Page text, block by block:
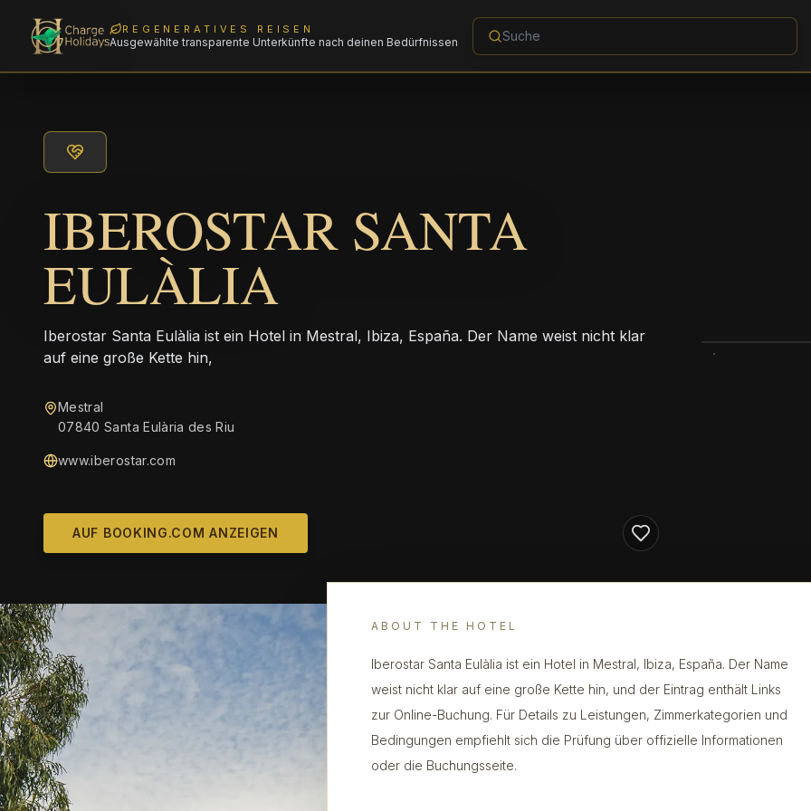
REGENERATIVES REISEN
Ausgewählte transparente Unterkünfte nach deinen Bedürfnissen
IBEROSTAR SANTA
EULÀLIA
Iberostar Santa Eulàlia ist ein Hotel in Mestral, Ibiza, España. Der Name weist nicht klar
auf eine große Kette hin,
Mestral
07840 Santa Eulària des Riu
www.iberostar.com
AUF BOOKING.COM ANZEIGEN
ABOUT THE HOTEL
Iberostar Santa Eulàlia ist ein Hotel in Mestral, Ibiza, España. Der Name
weist nicht klar auf eine große Kette hin, und der Eintrag enthält Links
zur Online-Buchung. Für Details zu Leistungen, Zimmerkategorien und
Bedingungen empfiehlt sich die Prüfung über offizielle Informationen
oder die Buchungsseite.